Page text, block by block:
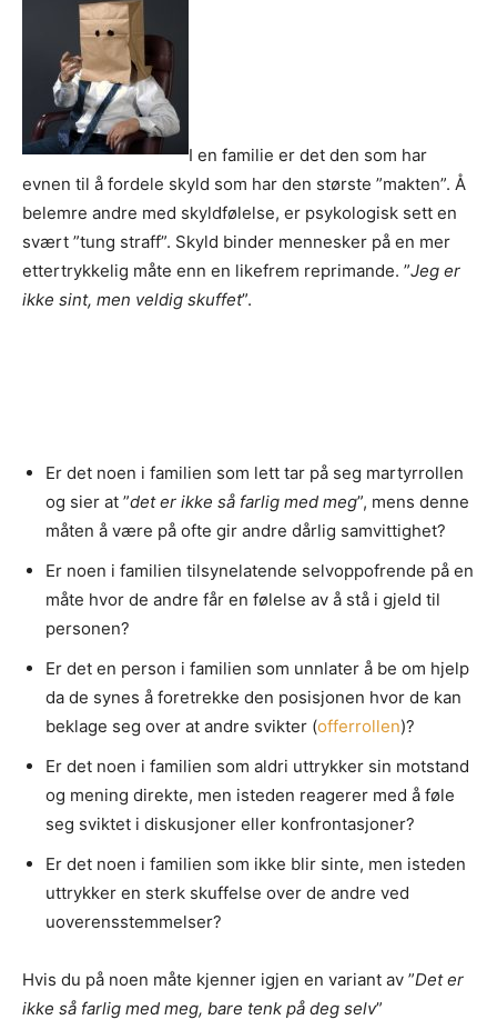
I en familie er det den som har
evnen til å fordele skyld som har den største ”makten”. Å
belemre andre med skyldfølelse, er psykologisk sett en
svært ”tung straff”. Skyld binder mennesker på en mer
ettertrykkelig måte enn en likefrem reprimande. ”Jeg er
ikke sint, men veldig skuffet”.
Er det noen i familien som lett tar på seg martyrrollen
og sier at ”det er ikke så farlig med meg”, mens denne
måten å være på ofte gir andre dårlig samvittighet?
Er noen i familien tilsynelatende selvoppofrende på en
måte hvor de andre får en følelse av å stå i gjeld til
personen?
Er det en person i familien som unnlater å be om hjelp
da de synes å foretrekke den posisjonen hvor de kan
beklage seg over at andre svikter (offerrollen)?
Er det noen i familien som aldri uttrykker sin motstand
og mening direkte, men isteden reagerer med å føle
seg sviktet i diskusjoner eller konfrontasjoner?
Er det noen i familien som ikke blir sinte, men isteden
uttrykker en sterk skuffelse over de andre ved
uoverensstemmelser?
Hvis du på noen måte kjenner igjen en variant av ”Det er
ikke så farlig med meg, bare tenk på deg selv”